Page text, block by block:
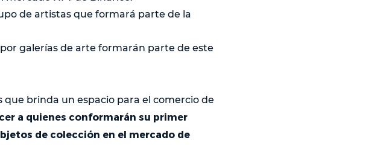
de artistas que formará parte de la
galerías de arte formarán parte de este
brinda un espacio para el comercio de
a quienes conformarán su primer
de colección en el mercado de